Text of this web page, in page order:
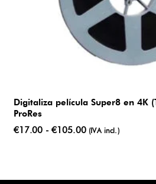
Digitaliza película Super8 en 4K
ProRes
€17.00 - €105.00Rango
(IVA incl.)